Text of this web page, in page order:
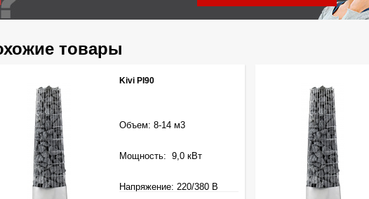
товары
Kivi PI90
Объем: 8-14 м3
Мощность: 9,0 кВт
Напряжение: 220/380 В